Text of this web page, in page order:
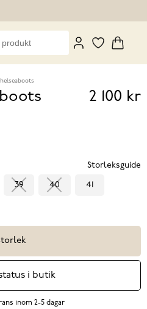
Pris
2 100 kr
Storleksguide
39 40 41
i butik
inom 2-5 dagar